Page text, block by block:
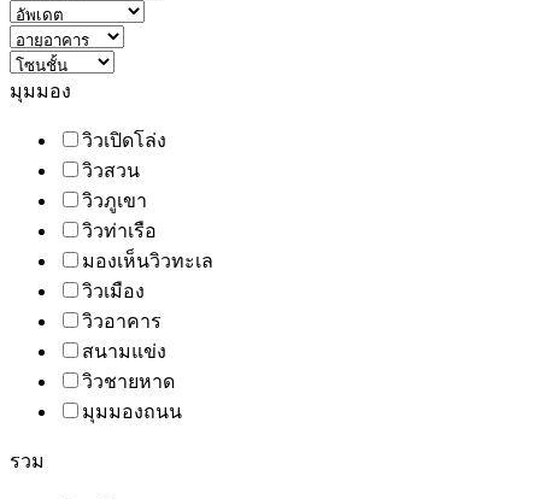
มุมมอง
วิวเปิดโล่ง
วิวสวน
วิวภูเขา
วิวท่าเรือ
มองเห็นวิวทะเล
วิวเมือง
วิวอาคาร
สนามแข่ง
วิวชายหาด
มุมมองถนน
รวม